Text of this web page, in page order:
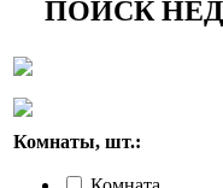
ПОИСК
Комнаты, шт.: